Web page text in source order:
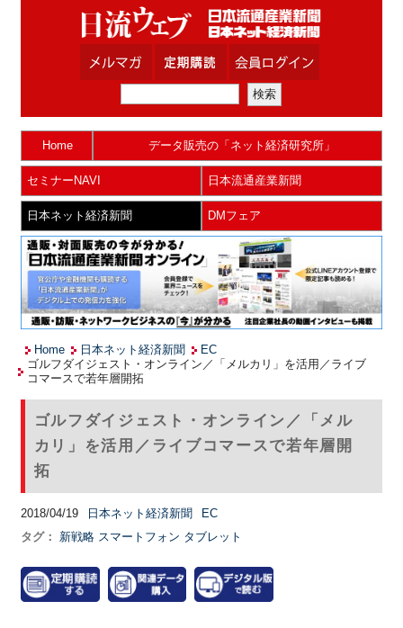
Home データ販売の「ネット経済研究所」
セミナーNAVI 日本流通産業新聞
日本ネット経済新聞 DMフェア
Home 日本ネット経済新聞
EC
ゴルフダイジェスト・オンライン／「メルカリ」を活用／ライブ
コマースで若年層開拓
ゴルフダイジェスト・オンライン／「メル
カリ」を活用／ライブコマースで若年層開
拓
2018/04/19 日本ネット経済新聞
EC
タグ：
新戦略 スマートフォン タブレット